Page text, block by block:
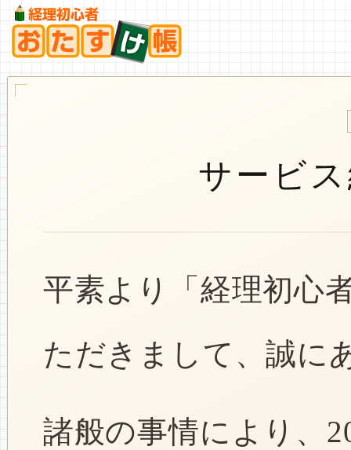
サービ
平素より「経理初心
ただきまして、誠に
諸般の事情により、